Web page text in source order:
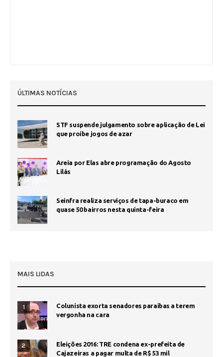
ÚLTIMAS NOTÍCIAS
STF suspende julgamento sobre aplicação de Lei
que proíbe jogos de azar
Areia por Elas abre programação do Agosto
Lilás
Seinfra realiza serviços de tapa-buraco em
quase 50 bairros nesta quinta-feira
MAIS LIDAS
1
Colunista exorta senadores paraíbas a terem
vergonha na cara
2
Eleições 2016: TRE condena ex-prefeita de
Cajazeiras a pagar multa de R$ 53 mil